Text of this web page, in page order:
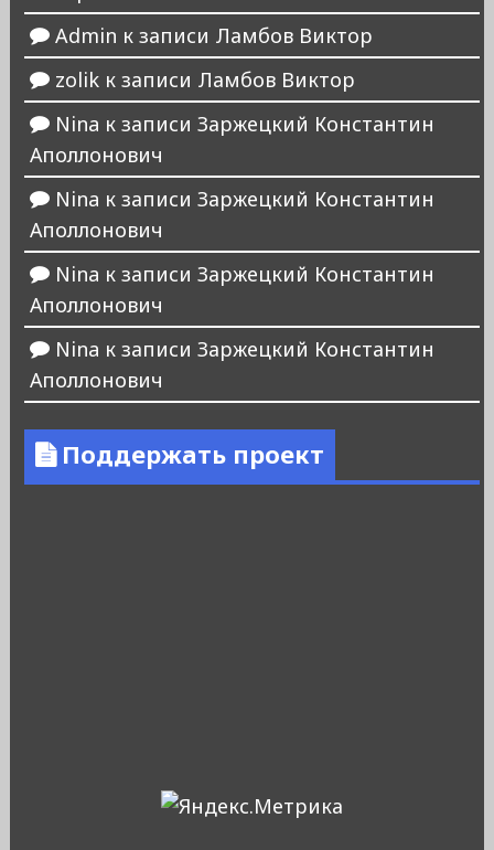
Admin к записи Ламбов Виктор
zolikк записи Ламбов Виктор
Nina к записи Заржецкий Константин
Аполлонович
Nina к записи Заржецкий Константин
Аполлонович
Nina к записи Заржецкий Константин
Аполлонович
Nina к записи Заржецкий Константин
Аполлонович
Поддержать проект